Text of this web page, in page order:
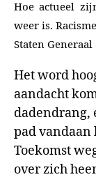
Hoe actueel
weer is.
Staten Generaal
Het word
aandacht
dadendrang,
pad vandaan
Toekomst
over zich